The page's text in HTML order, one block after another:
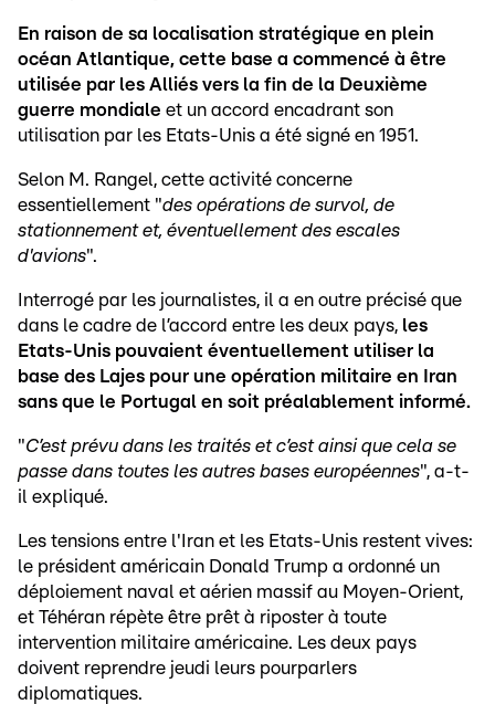
En raison de sa localisation stratégique en plein
océan Atlantique, cette base a commencé à être
utilisée par les Alliés vers la fin de la Deuxième
guerre mondiale et un accord encadrant son
utilisation par les Etats-Unis a été signé en 1951.
Selon M. Rangel, cette activité concerne
essentiellement "des opérations de survol, de
stationnement et, éventuellement des escales
d'avions".
Interrogé par les journalistes, il a en outre précisé que
dans le cadre de l’accord entre les deux pays, les
Etats-Unis pouvaient éventuellement utiliser la
base des Lajes pour une opération militaire en Iran
sans que le Portugal en soit préalablement informé.
"C’est prévu dans les traités et c’est ainsi que cela se
passe dans toutes les autres bases européennes", a-t-
il expliqué.
Les tensions entre l'Iran et les Etats-Unis restent vives:
le président américain Donald Trump a ordonné un
déploiement naval et aérien massif au Moyen-Orient,
et Téhéran répète être prêt à riposter à toute
intervention militaire américaine. Les deux pays
doivent reprendre jeudi leurs pourparlers
diplomatiques.